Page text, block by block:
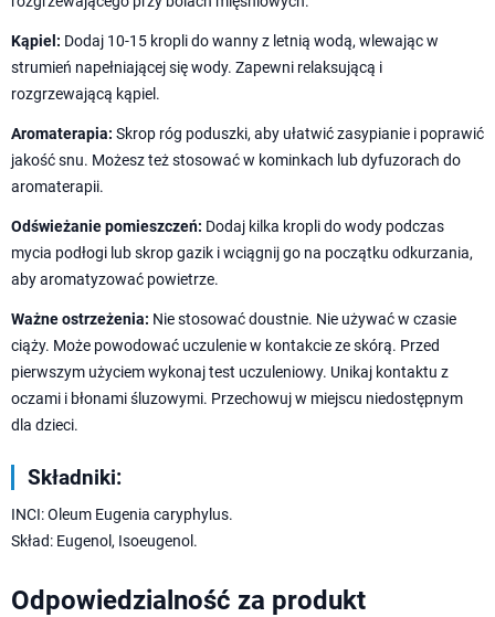
Kąpiel: Dodaj 10-15 kropli do wanny z letnią wodą, wlewając w
strumień napełniającej się wody. Zapewni relaksującą i
rozgrzewającą kąpiel.
Aromaterapia: Skrop róg poduszki, aby ułatwić zasypianie i poprawić
jakość snu. Możesz też stosować w kominkach lub dyfuzorach do
aromaterapii.
Odświeżanie pomieszczeń: Dodaj kilka kropli do wody podczas
mycia podłogi lub skrop gazik i wciągnij go na początku odkurzania,
aby aromatyzować powietrze.
Ważne ostrzeżenia: Nie stosować doustnie. Nie używać w czasie
ciąży. Może powodować uczulenie w kontakcie ze skórą. Przed
pierwszym użyciem wykonaj test uczuleniowy. Unikaj kontaktu z
oczami i błonami śluzowymi. Przechowuj w miejscu niedostępnym
dla dzieci.
Składniki:
INCI: Oleum Eugenia caryphylus.
Skład: Eugenol, Isoeugenol.
Odpowiedzialność za produkt